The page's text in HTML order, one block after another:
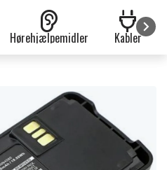
Hørehjælpemidler Kabler